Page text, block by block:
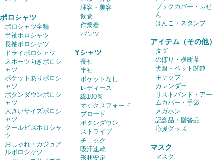
ポロシャツ
ポロシャツ全種
半袖ポロシャツ
長袖ポロシャツ
ドライポロシャツ
スポーツ向きポロシ
ャツ
ポケットありポロシ
ャツ
ボタンダウンポロシ
ャツ
大きいサイズポロシ
ャツ
クールビズポロシャ
ツ
おしゃれ・カジュア
ルポロシャツ
理容・美容
飲食
作業着
パンツ
Yシャツ
長袖
半袖
ポケットなし
レディース
綿100％
オックスフォード
ブロード
ボタンダウン
ストライプ
チェック
吸汗速乾
形状安定
ブックカバー・ふせ
ん
はんこ・スタンプ
アイテム（その他）
タグ
のぼり・横断幕
犬服・ペット関連
キャップ
カレンダー
リストバンド・アー
ムカバー・手袋
メガホン
記念品・贈答品
応援グッズ
マスク
マスク